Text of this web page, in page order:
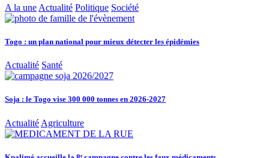
A la une Actualité Politique Société
Togo : un plan national pour mieux détecter les épidémies
Actualité Santé
Soja : le Togo vise 300 000 tonnes en 2026-2027
Actualité Agriculture